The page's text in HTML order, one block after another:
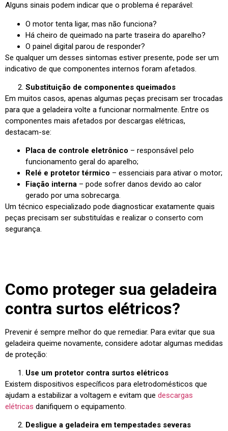
Alguns sinais podem indicar que o problema é reparável:
O motor tenta ligar, mas não funciona?
Há cheiro de queimado na parte traseira do aparelho?
O painel digital parou de responder?
Se qualquer um desses sintomas estiver presente, pode ser um
indicativo de que componentes internos foram afetados.
Substituição de componentes queimados
Em muitos casos, apenas algumas peças precisam ser trocadas
para que a geladeira volte a funcionar normalmente. Entre os
componentes mais afetados por descargas elétricas,
destacam-se:
Placa de controle eletrônico – responsável pelo
funcionamento geral do aparelho;
Relé e protetor térmico – essenciais para ativar o motor;
Fiação interna – pode sofrer danos devido ao calor
gerado por uma sobrecarga.
Um técnico especializado pode diagnosticar exatamente quais
peças precisam ser substituídas e realizar o conserto com
segurança.
Como proteger sua geladeira
contra surtos elétricos?
Prevenir é sempre melhor do que remediar. Para evitar que sua
geladeira queime novamente, considere adotar algumas medidas
de proteção:
Use um protetor contra surtos elétricos
Existem dispositivos específicos para eletrodomésticos que
ajudam a estabilizar a voltagem e evitam que descargas
elétricas danifiquem o equipamento.
Desligue a geladeira em tempestades severas